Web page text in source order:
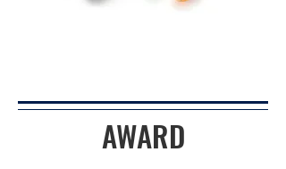
AWARD